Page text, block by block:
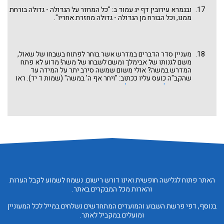
אמיתית של מי שבאמת בורח מהשררה ומוכן לוותר עליה לטובת מי
שראוי יותר.
ובגמרא עירובין דף יג עמוד ב: "כל המחזר על הגדולה - גדולה בורחת
ממנו, וכל הבורח מן הגדולה - גדולה מחזרת אחריו".
מעניין סדר הדברים במדרש אשר בוחר לפתוח בשבחו של שאול,
משם לגנותו של אבימלך ומשם לשבחו של משה! מדוע לא פתח
המדרש במשה? אולי משום שמשה סירב יתר על המידה עד
שהקב"ה כועס עליו ככתוב: "ויחר אף ה' במשה" (שמות ד יד). ראו
שלח נא ביד תשלח
למשה דין של מלך.
האתר פתוח לגלישה חופשית ואינו דורש רישום. נשמח לשמוע לקבל הערות
והארות מכל המבקרים באתר.
בנוסף, דפי פרשת השבוע והמועדים המתחדשים נשלחים במייל לכל המעוניין
ומועלים במקביל לאתר.